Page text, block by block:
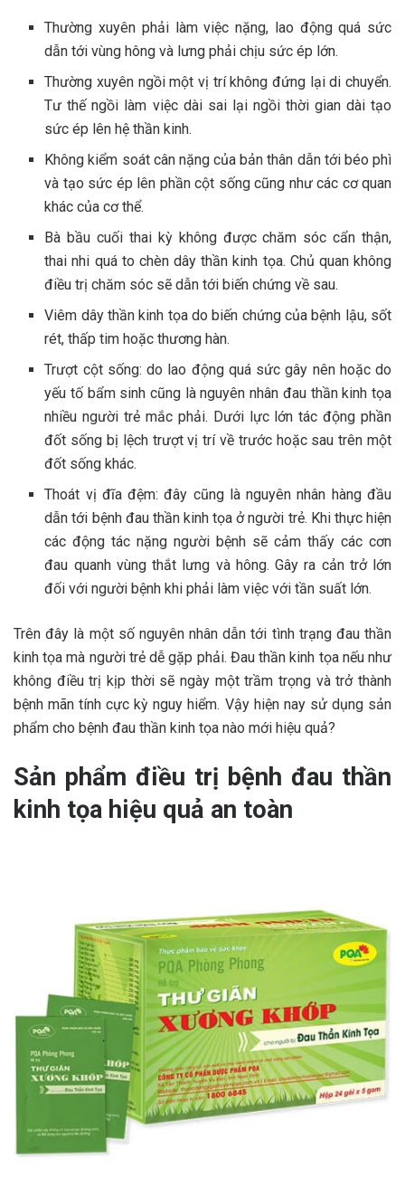
Thường xuyên phải làm việc nặng, lao động quá sức
dẫn tới vùng hông và lưng phải chịu sức ép lớn.
Thường xuyên ngồi một vị trí không đứng lại di chuyển.
Tư thế ngồi làm việc dài sai lại ngồi thời gian dài tạo
sức ép lên hệ thần kinh.
Không kiểm soát cân nặng của bản thân dẫn tới béo phì
và tạo sức ép lên phần cột sống cũng như các cơ quan
khác của cơ thể.
Bà bầu cuối thai kỳ không được chăm sóc cẩn thận,
thai nhi quá to chèn dây thần kinh tọa. Chủ quan không
điều trị chăm sóc sẽ dẫn tới biến chứng về sau.
Viêm dây thần kinh tọa do biến chứng của bệnh lậu, sốt
rét, thấp tim hoặc thương hàn.
Trượt cột sống: do lao động quá sức gây nên hoặc do
yếu tố bẩm sinh cũng là nguyên nhân đau thần kinh tọa
nhiều người trẻ mắc phải. Dưới lực lớn tác động phần
đốt sống bị lệch trượt vị trí về trước hoặc sau trên một
đốt sống khác.
Thoát vị đĩa đệm: đây cũng là nguyên nhân hàng đầu
dẫn tới bệnh đau thần kinh tọa ở người trẻ. Khi thực hiện
các động tác nặng người bệnh sẽ cảm thấy các cơn
đau quanh vùng thắt lưng và hông. Gây ra cản trở lớn
đối với người bệnh khi phải làm việc với tần suất lớn.
Trên đây là một số nguyên nhân dẫn tới tình trạng đau thần
kinh tọa mà người trẻ dễ gặp phải. Đau thần kinh tọa nếu như
không điều trị kịp thời sẽ ngày một trầm trọng và trở thành
bệnh mãn tính cực kỳ nguy hiểm. Vậy hiện nay sử dụng sản
phẩm cho bệnh đau thần kinh tọa nào mới hiệu quả?
Sản phẩm điều trị bệnh đau thần
kinh tọa hiệu quả an toàn